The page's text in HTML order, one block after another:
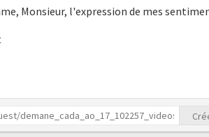
Monsieur, l'expression de mes